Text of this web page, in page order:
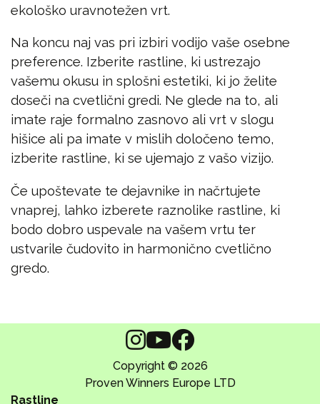
ekološko uravnotežen vrt.
Na koncu naj vas pri izbiri vodijo vaše osebne
preference. Izberite rastline, ki ustrezajo
vašemu okusu in splošni estetiki, ki jo želite
doseči na cvetlični gredi. Ne glede na to, ali
imate raje formalno zasnovo ali vrt v slogu
hišice ali pa imate v mislih določeno temo,
izberite rastline, ki se ujemajo z vašo vizijo.
Če upoštevate te dejavnike in načrtujete
vnaprej, lahko izberete raznolike rastline, ki
bodo dobro uspevale na vašem vrtu ter
ustvarile čudovito in harmonično cvetlično
gredo.
Copyright © 2026
Proven Winners Europe LTD
Rastline